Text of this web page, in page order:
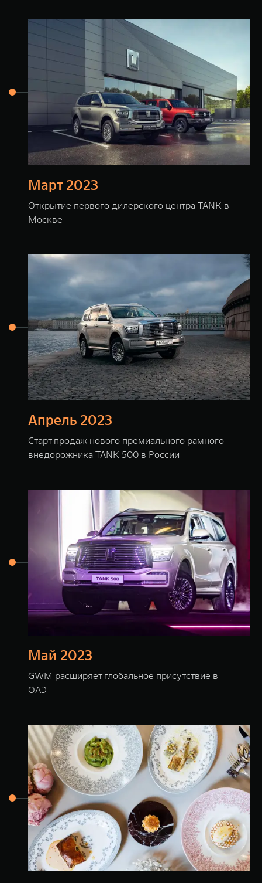
Март 2023
Открытие первого дилерского центра TANK в
Москве
Апрель 2023
Старт продаж нового премиального рамного
внедорожника TANK 500 в России
Май 2023
GWM расширяет глобальное присутствие в
ОАЭ